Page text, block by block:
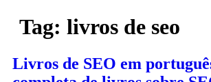
Tag: livros de seo
Livros de SEO em